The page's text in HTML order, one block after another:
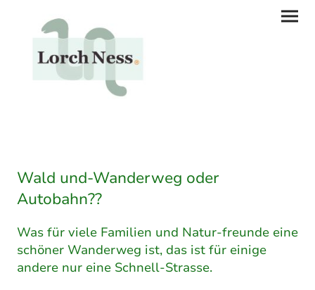
Wald und-Wanderweg oder
Autobahn??
Was für viele Familien und Natur-freunde eine
schöner Wanderweg ist, das ist für einige
andere nur eine Schnell-Strasse.